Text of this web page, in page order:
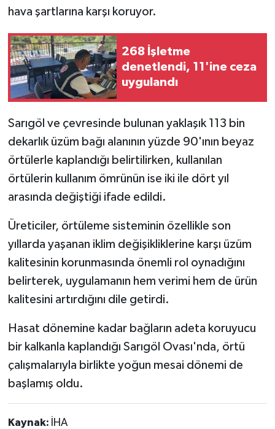
hava şartlarına karşı koruyor.
268 İşletme
denetlendi, 11'ine ceza
uygulandı
Sarıgöl ve çevresinde bulunan yaklaşık 113 bin
dekarlık üzüm bağı alanının yüzde 90'ının beyaz
örtülerle kaplandığı belirtilirken, kullanılan
örtülerin kullanım ömrünün ise iki ile dört yıl
arasında değiştiği ifade edildi.
Üreticiler, örtüleme sisteminin özellikle son
yıllarda yaşanan iklim değişikliklerine karşı üzüm
kalitesinin korunmasında önemli rol oynadığını
belirterek, uygulamanın hem verimi hem de ürün
kalitesini artırdığını dile getirdi.
Hasat dönemine kadar bağların adeta koruyucu
bir kalkanla kaplandığı Sarıgöl Ovası'nda, örtü
çalışmalarıyla birlikte yoğun mesai dönemi de
başlamış oldu.
Kaynak: İHA